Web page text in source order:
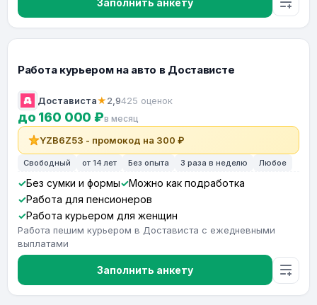
Заполнить анкету
Работа курьером на авто в Достависте
Достависта★2,9425 оценок
до 160 000 ₽в месяц
YZB6Z53 - промокод на 300 ₽
Свободный от 14 лет Без опыта 3 раза в неделю Любое
Без сумки и формы
Можно как подработка
Работа для пенсионеров
Работа курьером для женщин
Работа пешим курьером в Достависта с ежедневными
выплатами
Заполнить анкету